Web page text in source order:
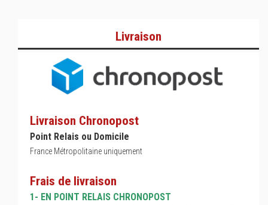
Livraison
Livraison Chronopost
Point Relais ou Domicile
France Métropolitaine uniquement
Frais de livraison
1- EN POINT RELAIS CHRONOPOST